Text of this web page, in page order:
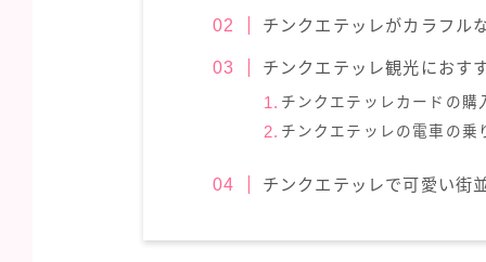
チンクエテッレがカラフル
チンクエテッレ観光におす
チンクエテッレカードの購
チンクエテッレの電車の乗
チンクエテッレで可愛い街